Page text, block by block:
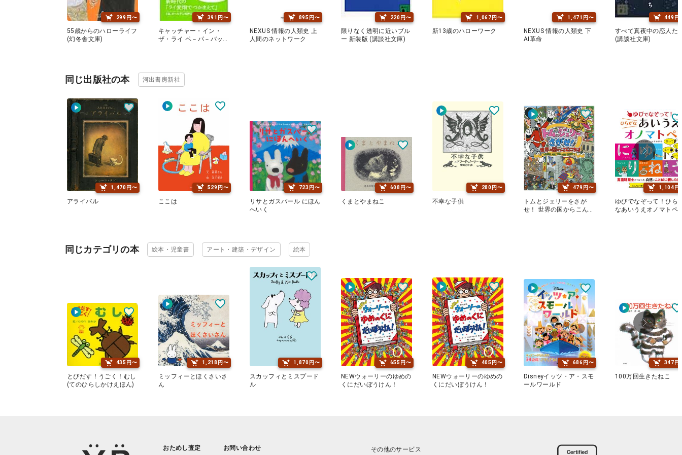
299円〜
55歳からのハローライフ
(幻冬舎文庫)
391円〜
キャッチャー・イン・
ザ・ライ ペ－パ－バッ
895円〜
NEXUS 情報の人類史 上
人間のネットワーク
220円〜
限りなく透明に近いブル
ー 新装版 (講談社文庫)
1,067円〜
新13歳のハローワーク
1,471円〜
NEXUS 情報の人類史 下
AI革命
449円
すべて真夜中の恋人た
(講談社文庫)
同じ出版社の本 河出書房新社
1,470円〜
アライバル
529円〜
ここは
723円〜
リサとガスパール にほん
へいく
608円〜
くまとやまねこ
280円〜
不幸な子供
479円〜
トムとジェリーをさが
せ！ 世界の国からこんに
1,104円
ゆびでなぞって！ひら
なあいうえオノマトペ
同じカテゴリの本 絵本・児童書 アート・建築・デザイン 絵本
435円〜
とびだす！うごく！むし
(てのひらしかけえほん)
1,218円〜
ミッフィーとほくさいさ
ん
1,870円〜
スカッフィとミスプード
ル
655円〜
NEWウォーリーのゆめの
くにだいぼうけん！
405円〜
NEWウォーリーのゆめの
くにだいぼうけん！
686円〜
Disneyイッツ・ア・スモ
ールワールド
347円
100万回生きたねこ
おためし査定 お問い合わせ その他のサービス